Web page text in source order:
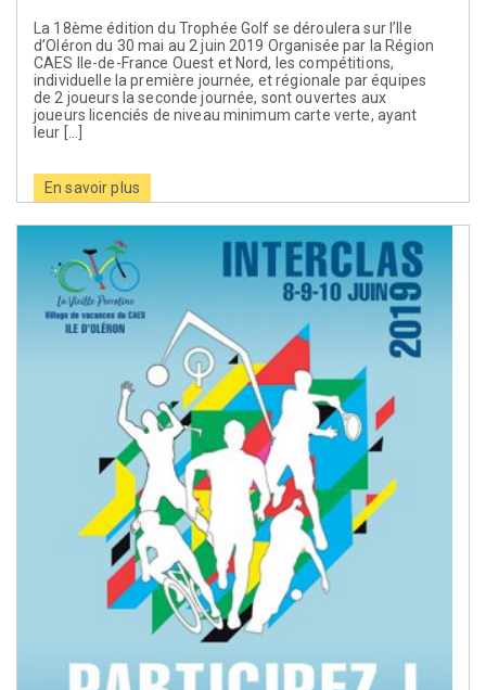
La 18ème édition du Trophée Golf se déroulera sur l’Ile
d’Oléron du 30 mai au 2 juin 2019 Organisée par la Région
CAES Ile-de-France Ouest et Nord, les compétitions,
individuelle la première journée, et régionale par équipes
de 2 joueurs la seconde journée, sont ouvertes aux
joueurs licenciés de niveau minimum carte verte, ayant
leur […]
En savoir plus